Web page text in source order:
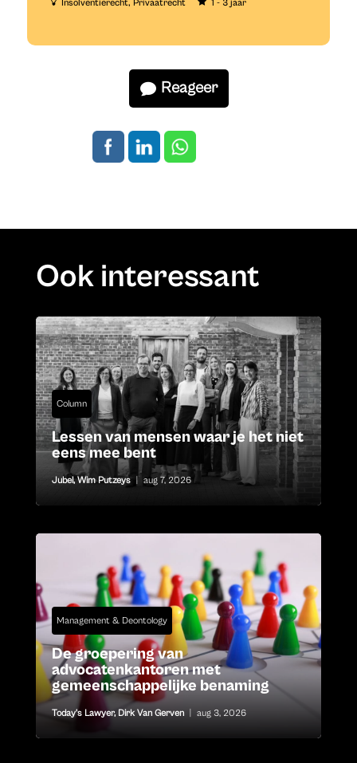
Insolventierecht Privaatrecht 1 - 3 jaar
Reageer
Ook interessant
Column
Lessen van mensen waar je het niet
eens mee bent
Jubel,Wim Putzeys | aug 7, 2026
Management & Deontology
De groepering van
advocatenkantoren met
gemeenschappelijke benaming
Today's Lawyer, Dirk Van Gerven aug 3, 2026